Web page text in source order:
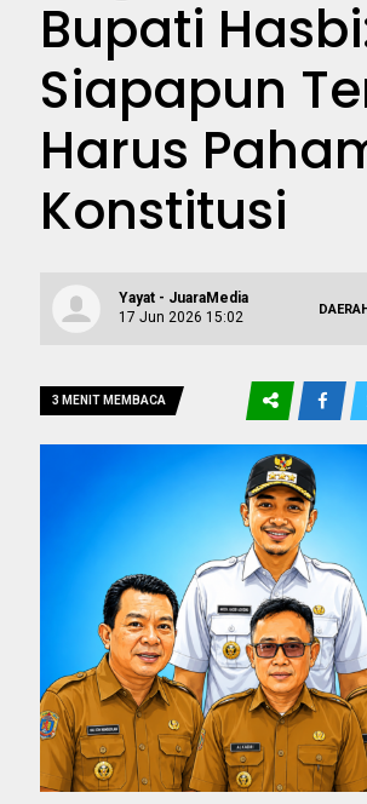
Bupati
Siapapun
Harus
Konstitusi
Yayat - JuaraMedia
17 Jun 2026 15:02
3 MENIT MEMBACA